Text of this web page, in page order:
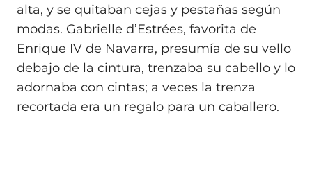
alta, y se quitaban cejas y pestañas según
modas. Gabrielle d’Estrées, favorita de
Enrique IV de Navarra, presumía de su vello
debajo de la cintura, trenzaba su cabello y lo
adornaba con cintas; a veces la trenza
recortada era un regalo para un caballero.